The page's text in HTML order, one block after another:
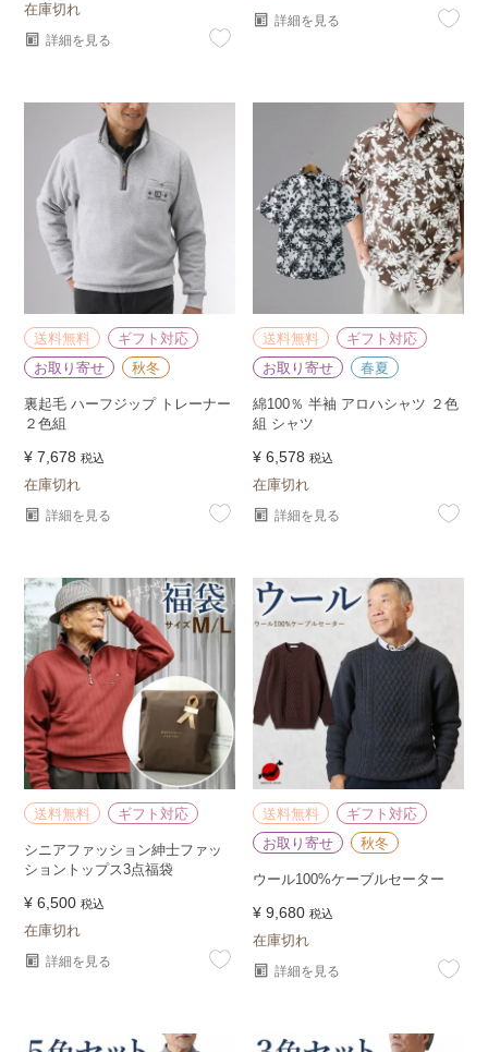
在庫切れ
詳細を見る
詳細を見る
送料無料
ギフト対応
お取り寄せ
秋冬
裏起毛 ハーフジップ トレーナー
２色組
¥ 7,678 税込
在庫切れ
詳細を見る
送料無料
ギフト対応
お取り寄せ
春夏
綿100％ 半袖 アロハシャツ ２色
組 シャツ
¥ 6,578 税込
在庫切れ
詳細を見る
送料無料 ギフト対応
シニアファッション紳士ファッ
ショントップス3点福袋
¥ 6,500 税込
在庫切れ
詳細を見る
送料無料
ギフト対応
お取り寄せ
秋冬
ウール100%ケーブルセーター
¥ 9,680 税込
在庫切れ
詳細を見る